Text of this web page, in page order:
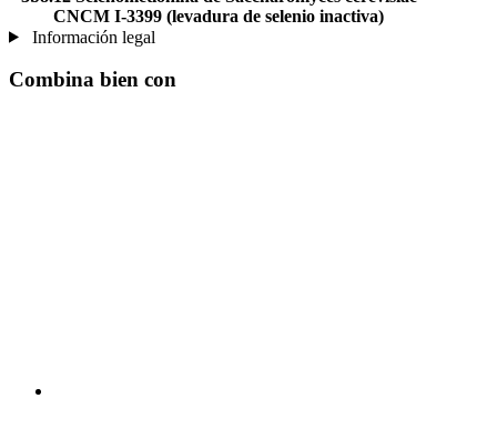
CNCM I-3399 (levadura de selenio inactiva)
Información legal
Combina bien con